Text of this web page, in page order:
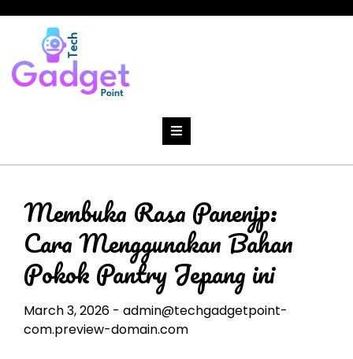
content
Membuka Rasa Panenjp:
Cara Menggunakan Bahan
Pokok Pantry Jepang ini
March 3, 2026 - admin@techgadgetpoint-
com.preview-domain.com